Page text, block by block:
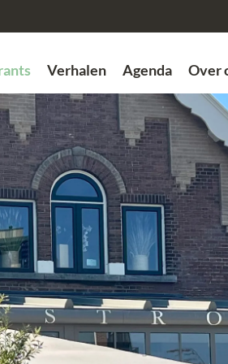
Verhalen Agenda Over
Zoek